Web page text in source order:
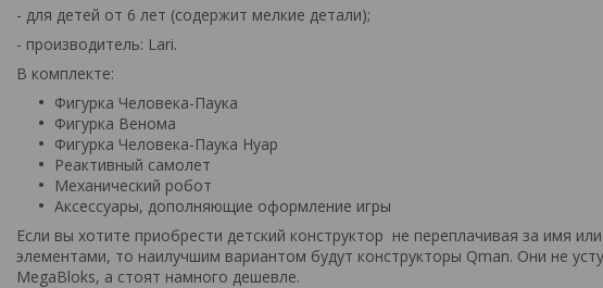
- для детей от 6 лет (содержит мелкие детали);
- производитель: Lari.
В комплекте:
Фигурка Человека-Паука
Фигурка Венома
Фигурка Человека-Паука Нуар
Реактивный самолет
Механический робот
Аксессуары, дополняющие оформление игры
Если вы хотите приобрести детский конструктор не переплачивая за имя
элементами, то наилучшим вариантом будут конструкторы Qman. Они не
MegaBloks, а стоят намного дешевле.